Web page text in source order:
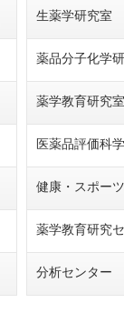
生薬学研究室
薬品分子化学
薬学教育研究室
医薬品評価科
健康・スポー
薬学教育研究
分析センター